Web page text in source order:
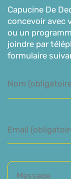
Capucine De
concevoir avec
ou un
joindre par
formulaire